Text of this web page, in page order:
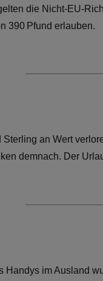
die Nicht-EU-
390 Pfund erlauben.
an Wert
demnach. Der
Handys im Ausland